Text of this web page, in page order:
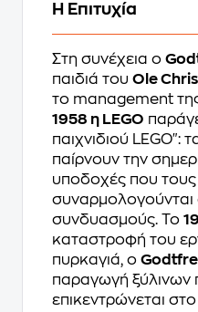
Η Επιτυχία
Στη συνέχεια ο
παιδιά του Ole
το management της
1958 η LEGO
παιχνιδιού LEGO":
παίρνουν την
υποδοχές που τους
συνδυασμούς. Το
καταστροφή του
πυρκαγιά, ο
παραγωγή ξύλινων
επικεντρώνεται